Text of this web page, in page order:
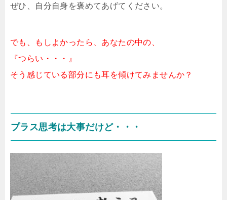
ぜひ、自分自身を褒めてあげてください。
でも、もしよかったら、あなたの中の、
『つらい・・・』
そう感じている部分にも耳を傾けてみませんか？
プラス思考は大事だけど・・・